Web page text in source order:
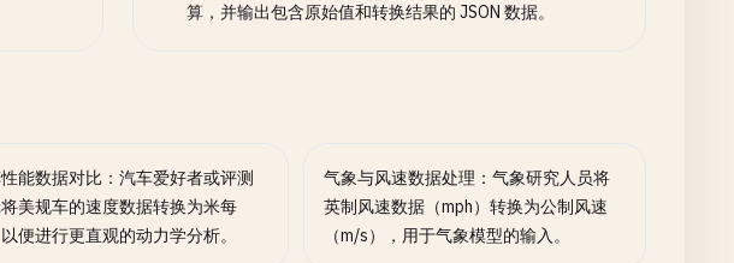
算，并输出包含原始值和转换结果的 JSON 数据。
能数据对比：汽车爱好者或评测
美规车的速度数据转换为米每
便进行更直观的动力学分析。
气象与风速数据处理：气象研究人员将
英制风速数据（mph）转换为公制风速
（m/s），用于气象模型的输入。